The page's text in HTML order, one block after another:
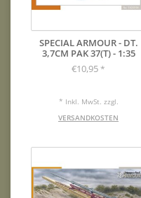
SPECIAL ARMOUR - DT.
3,7CM PAK 37(T) - 1:35
€10,95 *
* Inkl. MwSt. zzgl.
VERSANDKOSTEN